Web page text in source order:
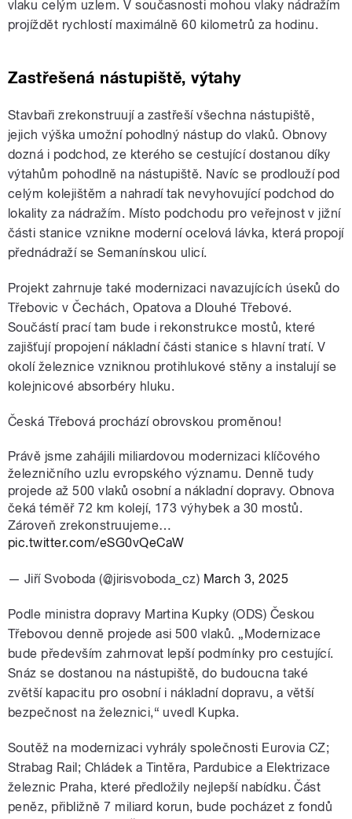
vlaku celým uzlem. V současnosti mohou vlaky nádražím
projíždět rychlostí maximálně 60 kilometrů za hodinu.
Zastřešená nástupiště, výtahy
Stavbaři zrekonstruují a zastřeší všechna nástupiště,
jejich výška umožní pohodlný nástup do vlaků. Obnovy
dozná i podchod, ze kterého se cestující dostanou díky
výtahům pohodlně na nástupiště. Navíc se prodlouží pod
celým kolejištěm a nahradí tak nevyhovující podchod do
lokality za nádražím. Místo podchodu pro veřejnost v jižní
části stanice vznikne moderní ocelová lávka, která propojí
přednádraží se Semanínskou ulicí.
Projekt zahrnuje také modernizaci navazujících úseků do
Třebovic v Čechách, Opatova a Dlouhé Třebové.
Součástí prací tam bude i rekonstrukce mostů, které
zajišťují propojení nákladní části stanice s hlavní tratí. V
okolí železnice vzniknou protihlukové stěny a instalují se
kolejnicové absorbéry hluku.
Česká Třebová prochází obrovskou proměnou!
Právě jsme zahájili miliardovou modernizaci klíčového
železničního uzlu evropského významu. Denně tudy
projede až 500 vlaků osobní a nákladní dopravy. Obnova
čeká téměř 72 km kolejí, 173 výhybek a 30 mostů.
Zároveň zrekonstruujeme…
pic.twitter.com/eSG0vQeCaW
— Jiří Svoboda (@jirisvoboda_cz) March 3, 2025
Podle ministra dopravy Martina Kupky (ODS) Českou
Třebovou denně projede asi 500 vlaků. „Modernizace
bude především zahrnovat lepší podmínky pro cestující.
Snáz se dostanou na nástupiště, do budoucna také
zvětší kapacitu pro osobní i nákladní dopravu, a větší
bezpečnost na železnici,“ uvedl Kupka.
Soutěž na modernizaci vyhrály společnosti Eurovia CZ;
Strabag Rail; Chládek a Tintěra, Pardubice a Elektrizace
železnic Praha, které předložily nejlepší nabídku. Část
peněz, přibližně 7 miliard korun, bude pocházet z fondů